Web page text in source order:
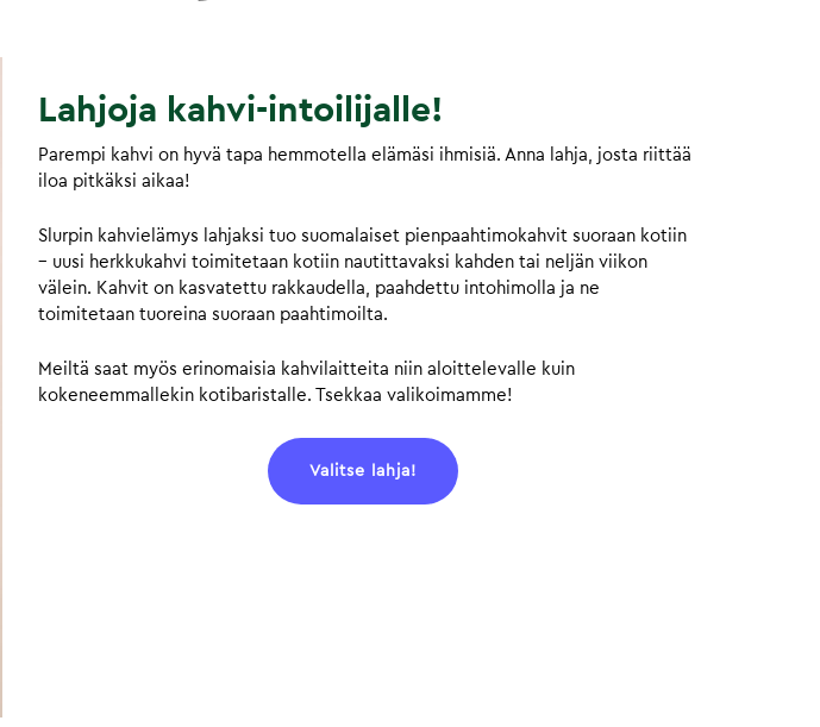
Lahjoja kahvi-intoilijalle!
Parempi kahvi on hyvä tapa hemmotella elämäsi ihmisiä. Anna lahja, josta riittää
iloa pitkäksi aikaa!
Slurpin kahvielämys lahjaksi tuo suomalaiset pienpaahtimokahvit suoraan kotiin
– uusi herkkukahvi toimitetaan kotiin nautittavaksi kahden tai neljän viikon
välein. Kahvit on kasvatettu rakkaudella, paahdettu intohimolla ja ne
toimitetaan tuoreina suoraan paahtimoilta.
Meiltä saat myös erinomaisia kahvilaitteita niin aloittelevalle kuin
kokeneemmallekin kotibaristalle. Tsekkaa valikoimamme!
Valitse lahja!